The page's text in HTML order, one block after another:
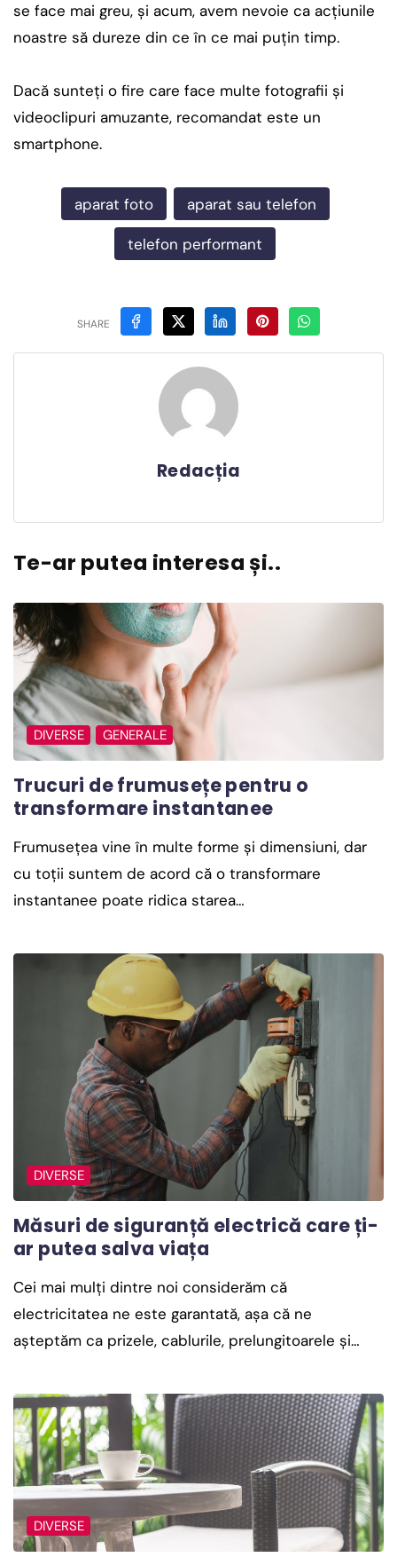
se face mai greu, şi acum, avem nevoie ca acţiunile
noastre să dureze din ce în ce mai puţin timp.
Dacă sunteţi o fire care face multe fotografii şi
videoclipuri amuzante, recomandat este un
smartphone.
aparat foto aparat sau telefon
telefon performant
SHARE
Redacția
Te-ar putea interesa și..
DIVERSE GENERALE
Trucuri de frumusețe pentru o
transformare instantanee
Frumusețea vine în multe forme și dimensiuni, dar
cu toții suntem de acord că o transformare
instantanee poate ridica starea…
DIVERSE
Măsuri de siguranță electrică care ți-
ar putea salva viața
Cei mai mulți dintre noi considerăm că
electricitatea ne este garantată, așa că ne
așteptăm ca prizele, cablurile, prelungitoarele și…
DIVERSE